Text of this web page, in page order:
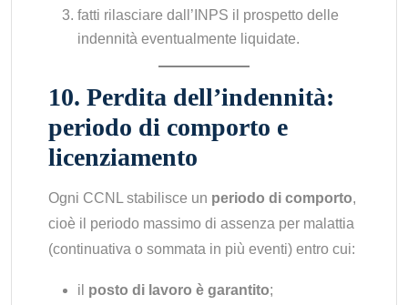
fatti rilasciare dall’INPS il prospetto delle
indennità eventualmente liquidate.
10. Perdita dell’indennità:
periodo di comporto e
licenziamento
Ogni CCNL stabilisce un periodo di comporto,
cioè il periodo massimo di assenza per malattia
(continuativa o sommata in più eventi) entro cui:
il posto di lavoro è garantito;